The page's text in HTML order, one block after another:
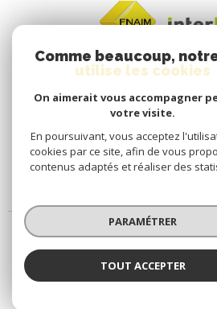
© 2026 | Tous droits réservés |
Nos Honoraires
Plan Du Site Mentions
Comme beaucoup,
utilise les cookies
On aimerait vous accompagner
votre visite.
En poursuivant, vous acceptez
cookies par ce site, afin de vous
contenus adaptés et réaliser des
PARAMÉTRER
TOUT ACCEPTER